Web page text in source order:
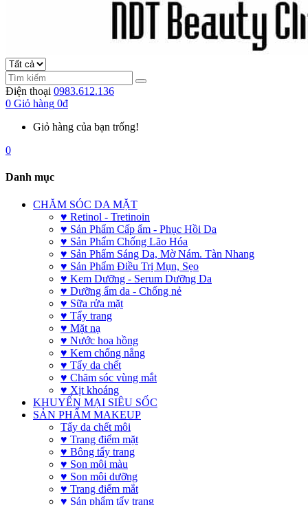
Điện thoại 0983.612.136
0 Giỏ hàng 0đ
Giỏ hàng của bạn trống!
0
Danh mục
CHĂM SÓC DA MẶT
♥ Retinol - Tretinoin
♥ Sản Phẩm Cấp ẩm - Phục Hồi Da
♥ Sản Phẩm Chống Lão Hóa
♥ Sản Phẩm Sáng Da, Mờ Nám. Tàn Nhang
♥ Sản Phẩm Điều Trị Mụn, Sẹo
♥ Kem Dưỡng - Serum Dưỡng Da
♥ Dưỡng ẩm da - Chống nẻ
♥ Sữa rửa mặt
♥ Tẩy trang
♥ Mặt nạ
♥ Nước hoa hồng
♥ Kem chống nắng
♥ Tẩy da chết
♥ Chăm sóc vùng mắt
♥ Xịt khoáng
KHUYẾN MẠI SIÊU SỐC
SẢN PHẨM MAKEUP
Tẩy da chết môi
♥ Trang điểm mặt
♥ Bông tẩy trang
♥ Son môi màu
♥ Son môi dưỡng
♥ Trang điểm mắt
♥ Sản phẩm tẩy trang